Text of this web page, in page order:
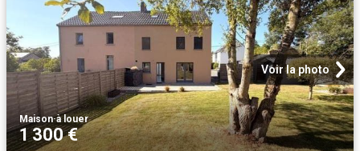
Voir la photo
Maison·à louer
1 300 €